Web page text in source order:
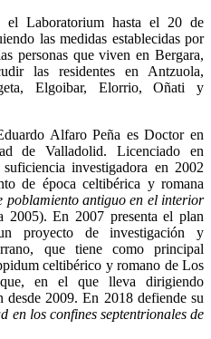
el Laboratorium hasta el 20 de
las medidas establecidas por
personas que viven en Bergara,
las residentes en Antzuola,
Elgoibar, Elorrio, Oñati y
Alfaro Peña es Doctor en
de Valladolid. Licenciado en
investigadora en 2002
de época celtibérica y romana
poblamiento antiguo en el interior
2005). En 2007 presenta el plan
proyecto de investigación y
que tiene como principal
celtibérico y romano de Los
en el que lleva dirigiendo
desde 2009. En 2018 defiende su
en los confines septentrionales de